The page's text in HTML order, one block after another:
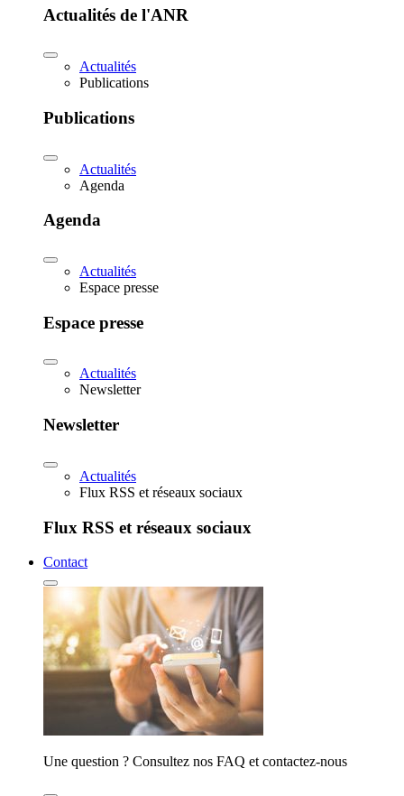
Actualités de l'ANR
Actualités
Publications
Publications
Actualités
Agenda
Agenda
Actualités
Espace presse
Espace presse
Actualités
Newsletter
Newsletter
Actualités
Flux RSS et réseaux sociaux
Flux RSS et réseaux sociaux
Contact
Une question ? Consultez nos FAQ et contactez-nous